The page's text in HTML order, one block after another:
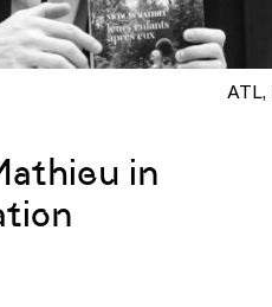
ATL
in